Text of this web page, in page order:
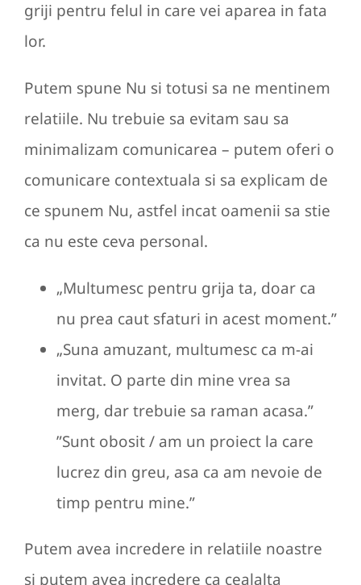
griji pentru felul in care vei aparea in fata
lor.
Putem spune Nu si totusi sa ne mentinem
relatiile. Nu trebuie sa evitam sau sa
minimalizam comunicarea – putem oferi o
comunicare contextuala si sa explicam de
ce spunem Nu, astfel incat oamenii sa stie
ca nu este ceva personal.
„Multumesc pentru grija ta, doar ca
nu prea caut sfaturi in acest moment.”
„Suna amuzant, multumesc ca m-ai
invitat. O parte din mine vrea sa
merg, dar trebuie sa raman acasa.”
”Sunt obosit / am un proiect la care
lucrez din greu, asa ca am nevoie de
timp pentru mine.”
Putem avea incredere in relatiile noastre
si putem avea incredere ca cealalta